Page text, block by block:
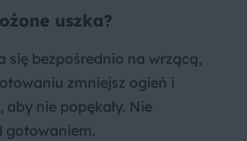
uszka?
się bezpośrednio na wrzącą,
zmniejsz ogień i
nie popękały. Nie
gotowaniem.